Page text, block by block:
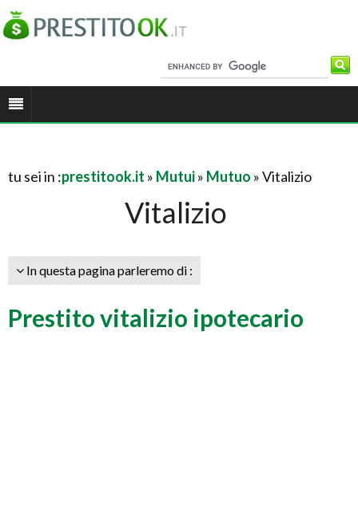
tu sei in :prestitook.it » Mutui» Mutuo » Vitalizio
Vitalizio
In questa pagina parleremo di :
Prestito vitalizio ipotecario